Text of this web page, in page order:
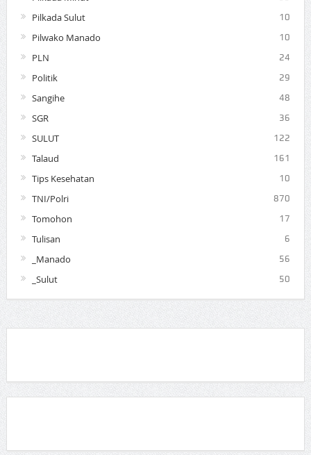
Pilkada Sulut 10
Pilwako Manado 10
PLN 24
Politik 29
Sangihe 48
SGR 36
SULUT 122
Talaud 161
Tips Kesehatan 10
TNI/Polri 870
Tomohon 17
Tulisan 6
_Manado 56
_Sulut 50